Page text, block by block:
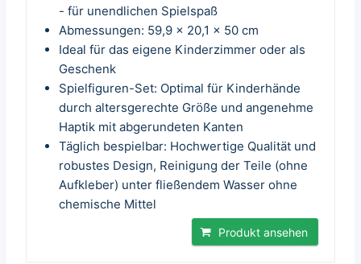
- für unendlichen Spielspaß
Abmessungen: 59,9 x 20,1 x 50 cm
Ideal für das eigene Kinderzimmer oder als
Geschenk
Spielfiguren-Set: Optimal für Kinderhände
durch altersgerechte Größe und angenehme
Haptik mit abgerundeten Kanten
Täglich bespielbar: Hochwertige Qualität und
robustes Design, Reinigung der Teile (ohne
Aufkleber) unter fließendem Wasser ohne
chemische Mittel
Produkt ansehen